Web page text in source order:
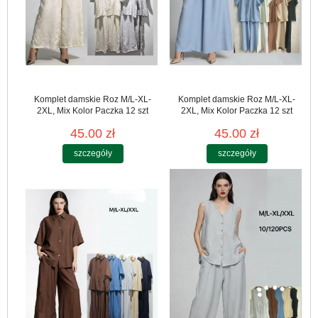
Komplet damskie Roz M/L-XL-
2XL, Mix Kolor Paczka 12 szt
45.00 zł
szczegóły
Komplet damskie Roz M/L-XL-
2XL, Mix Kolor Paczka 12 szt
45.00 zł
szczegóły